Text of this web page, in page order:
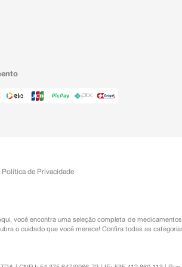
Política de Privacidade
você encontra uma seleção completa de medicamentos
o cuidado que você merece! Confira todas as